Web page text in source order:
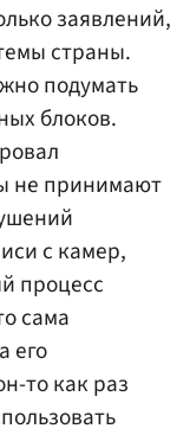
заявлений,
страны.
подумать
блоков.
не принимают
с камер,
процесс
сама
его
то как раз